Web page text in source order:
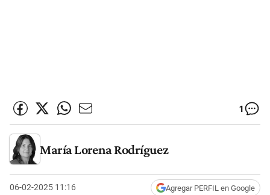
1
María Lorena Rodríguez
06-02-2025 11:16 Agregar PERFIL en Google